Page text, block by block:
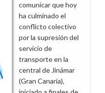
comunicar que hoy
ha culminado el
conflicto colectivo
por la supresión del
servicio de
transporte en la
central de Jinámar
(Gran Canaria),